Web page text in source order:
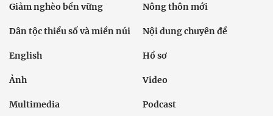
Giảm nghèo bền vững Nông thôn mới
Dân tộc thiểu số và miền núi Nội dung chuyên đề
English Hồ sơ
Ảnh Video
Multimedia Podcast